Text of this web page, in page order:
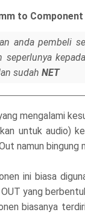
to
anda pembeli
seperlunya
sudahNET
mengalami
untuk audio)
namun bingung
ini biasa
OUT yang
biasanya